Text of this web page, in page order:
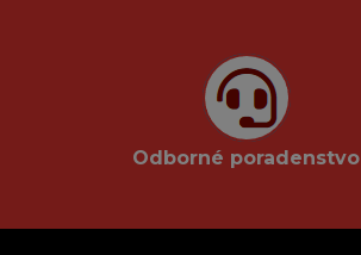
Odborné poradenstvo